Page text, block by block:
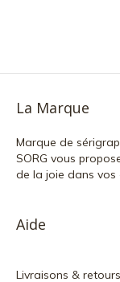
La Marque
Marque de
SORG vous
de la joie dans vos
Aide
Livraisons & retours